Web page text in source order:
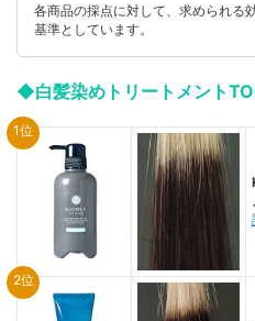
各商品の採点に対して、求められる
基準としています。
◆白髪染めトリートメント
1位
2位